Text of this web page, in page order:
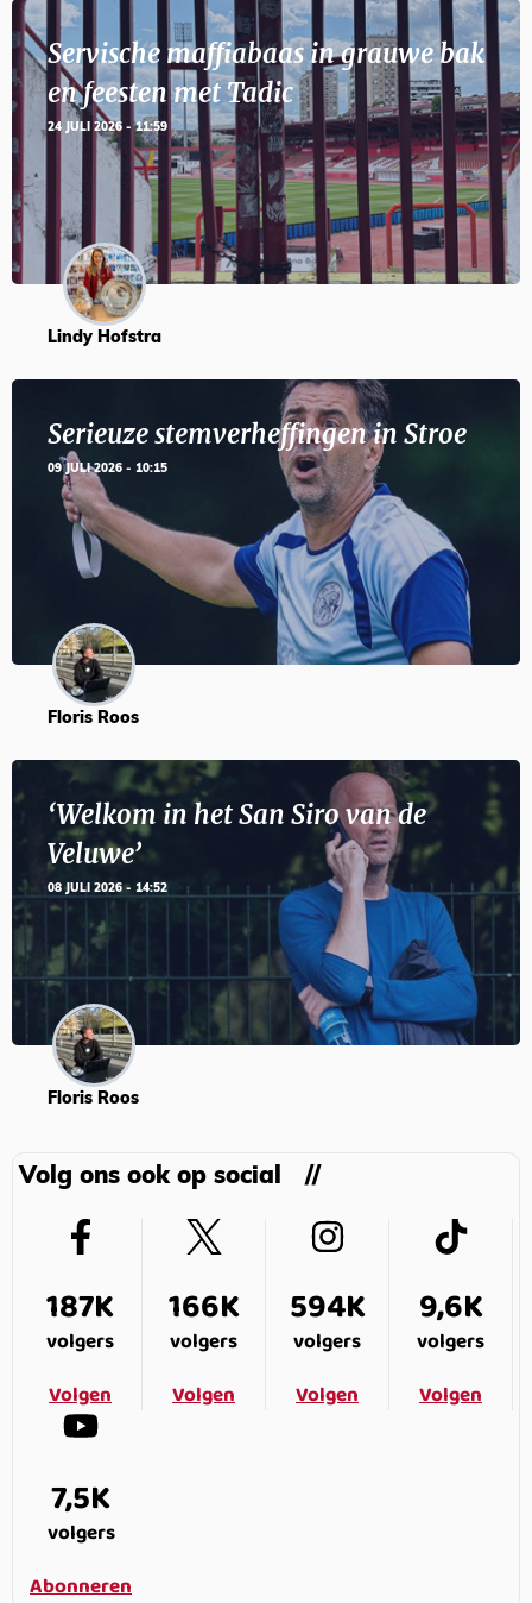
Servische maffiabaas in grauwe bak
en feesten met Tadic
24 JULI 2026 - 11:59
Lindy Hofstra
Serieuze stemverheffingen in Stroe
09 JULI 2026 - 10:15
Floris Roos
‘Welkom in het San Siro van de
Veluwe’
08 JULI 2026 - 14:52
Floris Roos
Volg ons ook op social
187K
volgers
Volgen
166K
volgers
Volgen
594K
volgers
Volgen
9,6K
volgers
Volgen
7,5K
volgers
Abonneren